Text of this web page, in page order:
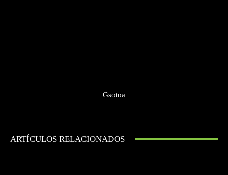
Gsotoa
ARTÍCULOS RELACIONADOS